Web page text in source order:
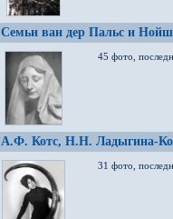
Семьи ван дер Пальс и
45 фото,
А.Ф. Котс, Н.Н. Ладыгина-
31 фото,